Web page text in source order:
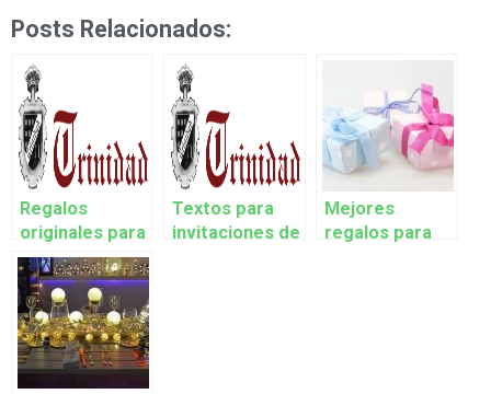
Posts Relacionados:
Regalos
originales para
novios en el día
de su boda
Textos para
invitaciones de
Mejores
regalos para